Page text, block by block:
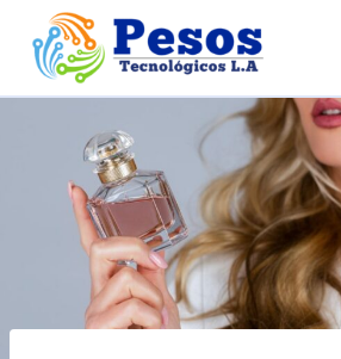
Saltar
contenido